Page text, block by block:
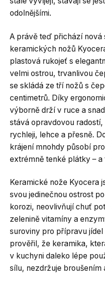
odolnějšími.
A právě teď přichází nová
keramických nožů
plastová rukojeť s
velmi ostrou, trvanlivou
se skládá ze tří nožů s
centimetrů. Díky
výborně drží v ruce a
stává opravdovou
rychleji, lehce a přesně.
krájení mnohdy působí
extrémně tenké plátky –
Keramické nože Kyocera
svou jedinečnou ostrost
korozi, neovlivňují chuť
zelenině vitamíny a
suroviny pro přípravu
prověřil, že keramika,
v kuchyni daleko lépe
sílu, nezdržuje broušením